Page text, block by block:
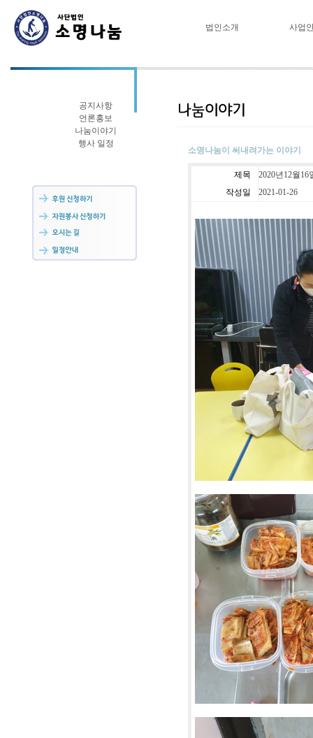
법인소개 사업
공지사항
언론홍보
나눔이야기
행사 일정
소명나눔이 써내려가는 이야기
제목
2020년12월16
작성일
2021-01-26